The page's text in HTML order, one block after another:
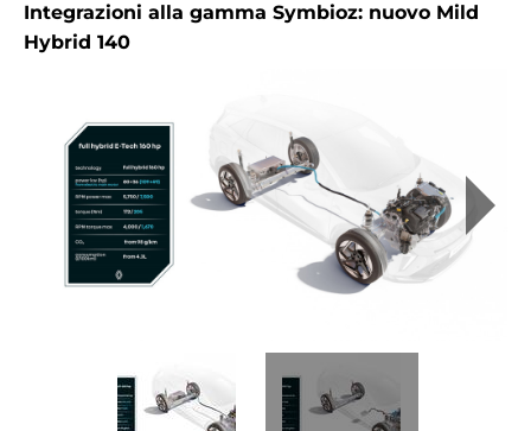
Integrazioni alla gamma Symbioz: nuovo Mild
Hybrid 140